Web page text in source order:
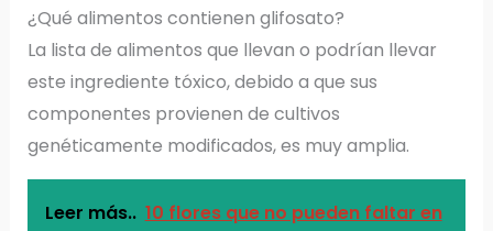
¿Qué alimentos contienen glifosato?
La lista de alimentos que llevan o podrían llevar
este ingrediente tóxico, debido a que sus
componentes provienen de cultivos
genéticamente modificados, es muy amplia.
Leer más.. 10 flores que no pueden faltar en